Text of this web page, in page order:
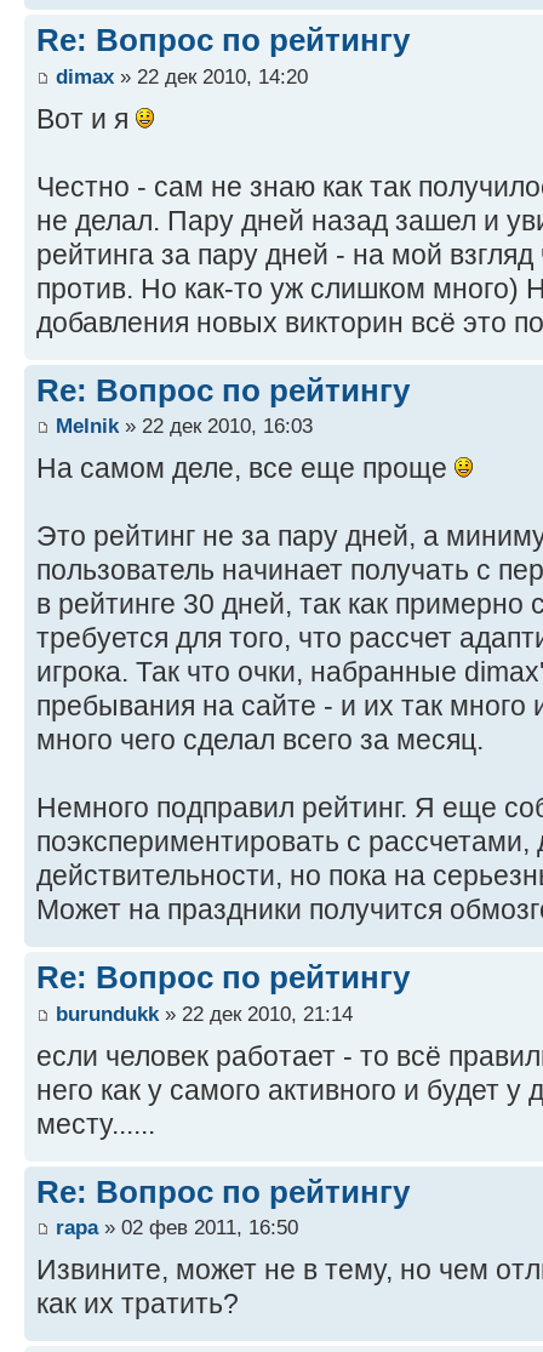
Re: Вопрос по рейтингу
dimax » 22 дек 2010, 14:20
Вот и я
Честно - сам не знаю как так
не делал. Пару дней назад зашел и
рейтинга за пару дней - на мой
против. Но как-то уж слишком много)
добавления новых викторин всё это
Re: Вопрос по рейтингу
Melnik» 22 дек 2010, 16:03
На самом деле, все еще проще
Это рейтинг не за пару дней, а
пользователь начинает получать с
в рейтинге 30 дней, так как примерно
требуется для того, что рассчет
игрока. Так что очки, набранные
пребывания на сайте - и их так
много чего сделал всего за месяц.
Немного подправил рейтинг. Я еще
поэкспериментировать с
действительности, но пока на
Может на праздники получится
Re: Вопрос по рейтингу
burundukk » 22 дек 2010, 21:14
если человек работает - то всё
него как у самого активного и будет у
месту......
Re: Вопрос по рейтингу
rapa» 02 фев 2011, 16:50
Извините, может не в тему, но чем
как их тратить?